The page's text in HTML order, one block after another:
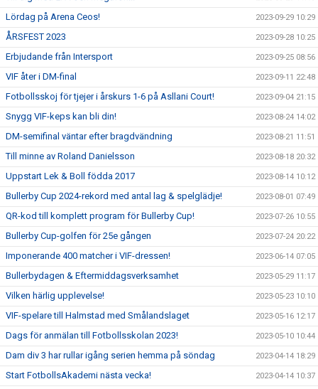
Lördag på Arena Ceos! 2023-09-29 10:29
ÅRSFEST 2023 2023-09-28 10:25
Erbjudande från Intersport 2023-09-25 08:56
VIF åter i DM-final 2023-09-11 22:48
Fotbollsskoj för tjejer i årskurs 1-6 på Asllani Court! 2023-09-04 21:15
Snygg VIF-keps kan bli din! 2023-08-24 14:02
DM-semifinal väntar efter bragdvändning 2023-08-21 11:51
Till minne av Roland Danielsson 2023-08-18 20:32
Uppstart Lek & Boll födda 2017 2023-08-14 10:12
Bullerby Cup 2024-rekord med antal lag & spelglädje! 2023-08-01 07:49
QR-kod till komplett program för Bullerby Cup! 2023-07-26 10:55
Bullerby Cup-golfen för 25e gången 2023-07-24 20:22
Imponerande 400 matcher i VIF-dressen! 2023-06-14 07:05
Bullerbydagen & Eftermiddagsverksamhet 2023-05-29 11:17
Vilken härlig upplevelse! 2023-05-23 10:10
VIF-spelare till Halmstad med Smålandslaget 2023-05-16 12:17
Dags för anmälan till Fotbollsskolan 2023! 2023-05-10 10:44
Dam div 3 har rullar igång serien hemma på söndag 2023-04-14 18:29
Start FotbollsAkademi nästa vecka! 2023-04-14 10:37